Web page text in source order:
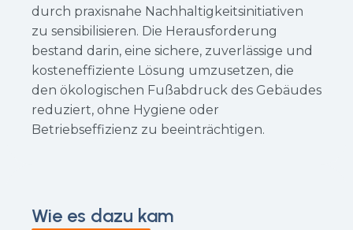
durch praxisnahe Nachhaltigkeitsinitiativen
zu sensibilisieren. Die Herausforderung
bestand darin, eine sichere, zuverlässige und
kosteneffiziente Lösung umzusetzen, die
den ökologischen Fußabdruck des Gebäudes
reduziert, ohne Hygiene oder
Betriebseffizienz zu beeinträchtigen.
Wie es dazu kam